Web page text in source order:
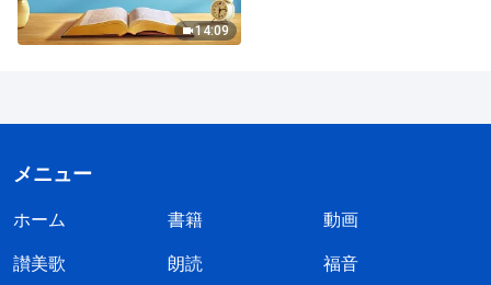
14:09
メニュー
ホーム 書籍
動画
讃美歌
朗読
福音